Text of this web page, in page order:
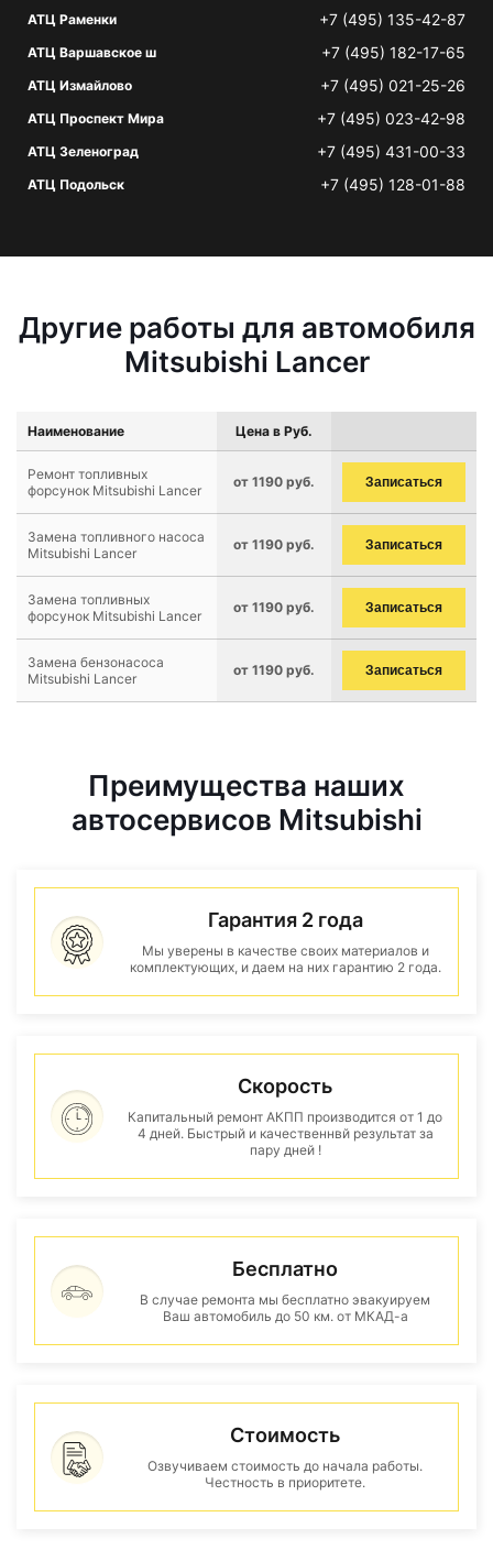
АТЦ Раменки +7 (495) 135-42-87
АТЦ Варшавское ш +7 (495) 182-17-65
АТЦ Измайлово +7 (495) 021-25-26
АТЦ Проспект Мира +7 (495) 023-42-98
АТЦ Зеленоград +7 (495) 431-00-33
АТЦ Подольск +7 (495) 128-01-88
Другие работы для автомобиля
Mitsubishi Lancer
Наименование Цена в Руб.
Ремонт топливных
форсунок Mitsubishi Lancer
от 1190 руб. Записаться
Замена топливного насоса
Mitsubishi Lancer
от 1190 руб. Записаться
Замена топливных
форсунок Mitsubishi Lancer
от 1190 руб. Записаться
Замена бензонасоса
Mitsubishi Lancer
от 1190 руб. Записаться
Преимущества наших
автосервисов Mitsubishi
Гарантия 2 года
Мы уверены в качестве своих материалов и
комплектующих, и даем на них гарантию 2 года.
Скорость
Капитальный ремонт АКПП производится от 1 до
4 дней. Быстрый и качественнвй результат за
пару дней !
Бесплатно
В случае ремонта мы бесплатно эвакуируем
Ваш автомобиль до 50 км. от МКАД-а
Стоимость
Озвучиваем стоимость до начала работы.
Честность в приоритете.